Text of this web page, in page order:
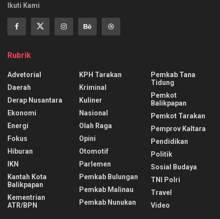
Ikuti Kami
Rubrik
Advetorial
Daerah
Derap Nusantara
Ekonomi
Energi
Fokus
Hiburan
IKN
Kantah Kota
Balikpapan
Kementrian
ATR/BPN
KPH Tarakan
Kriminal
Kuliner
Nasional
Olah Raga
Opini
Otomotif
Parlemen
Pemkab Bulungan
Pemkab Malinau
Pemkab Nunukan
Pemkab Tana
Tidung
Pemkot
Balikpapan
Pemkot Tarakan
Pemprov Kaltara
Pendidikan
Politik
Sosial Budaya
TNI Polri
Travel
Video